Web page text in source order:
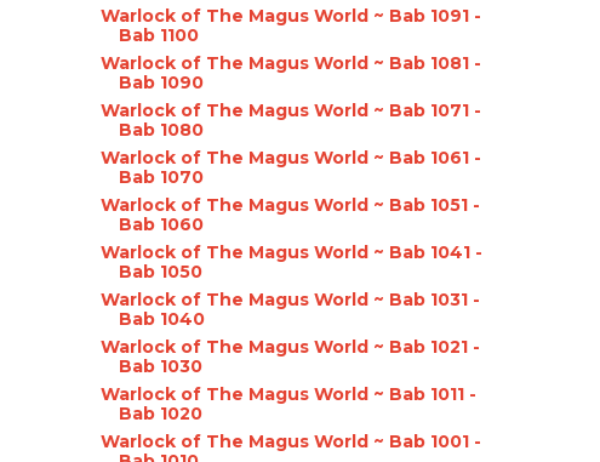
Warlock of The Magus World ~ Bab 1091 -
Bab 1100
Warlock of The Magus World ~ Bab 1081 -
Bab 1090
Warlock of The Magus World ~ Bab 1071 -
Bab 1080
Warlock of The Magus World ~ Bab 1061 -
Bab 1070
Warlock of The Magus World ~ Bab 1051 -
Bab 1060
Warlock of The Magus World ~ Bab 1041 -
Bab 1050
Warlock of The Magus World ~ Bab 1031 -
Bab 1040
Warlock of The Magus World ~ Bab 1021 -
Bab 1030
Warlock of The Magus World ~ Bab 1011 -
Bab 1020
Warlock of The Magus World ~ Bab 1001 -